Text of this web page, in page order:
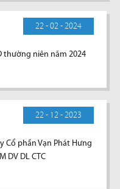
22 - 02 - 2024
thường niên năm 2024
22 - 12 - 2023
Cổ phần Vạn Phát Hưng
DV DL CTC